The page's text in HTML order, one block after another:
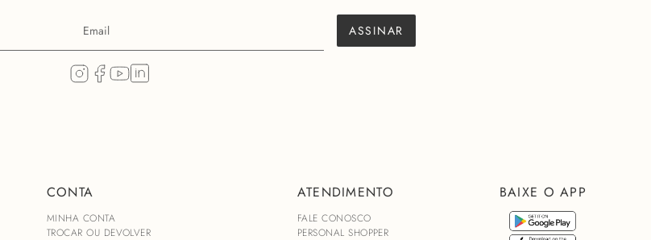
ASSINAR
CONTA
MINHA CONTA
TROCAR OU DEVOLVER
ATENDIMENTO
FALE CONOSCO
PERSONAL SHOPPER
BAIXE O APP